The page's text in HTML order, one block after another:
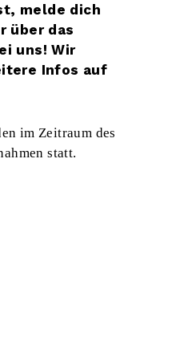
melde dich
über das
uns! Wir
Infos auf
im Zeitraum des
statt.